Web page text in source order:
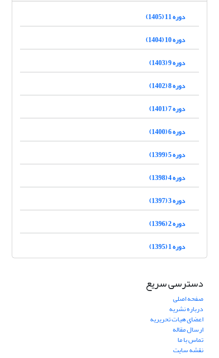
دوره 11 (1405)
دوره 10 (1404)
دوره 9 (1403)
دوره 8 (1402)
دوره 7 (1401)
دوره 6 (1400)
دوره 5 (1399)
دوره 4 (1398)
دوره 3 (1397)
دوره 2 (1396)
دوره 1 (1395)
دسترسی سریع
صفحه اصلی
درباره نشریه
اعضای هیات تحریریه
ارسال مقاله
تماس با ما
نقشه سایت